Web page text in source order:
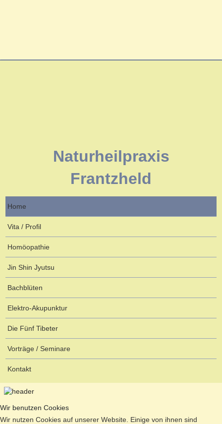
Naturheilpraxis
Frantzheld
Home
Vita / Profil
Homöopathie
Jin Shin Jyutsu
Bachblüten
Elektro-Akupunktur
Die Fünf Tibeter
Vorträge / Seminare
Kontakt
Wir benutzen Cookies
Wir nutzen Cookies auf unserer Website. Einige von ihnen sind